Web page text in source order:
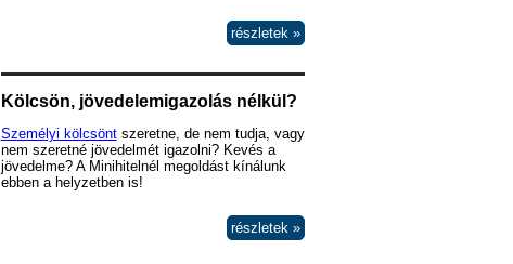
részletek »
Kölcsön, jövedelemigazolás nélkül?
Személyi kölcsöntszeretne, de nem tudja, vagy
nem szeretné jövedelmét igazolni? Kevés a
jövedelme? A Minihitelnél megoldást kínálunk
ebben a helyzetben is!
részletek »